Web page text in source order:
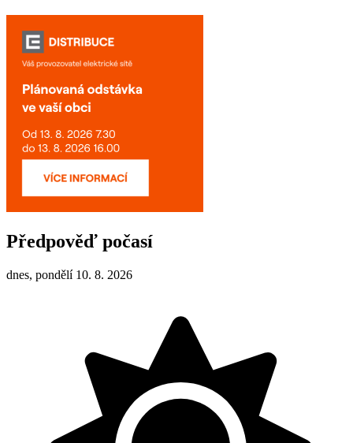
Předpověď počasí
dnes, pondělí 10. 8. 2026